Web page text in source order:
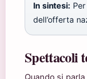
In sintesi:
dell’offerta
Spettacoli